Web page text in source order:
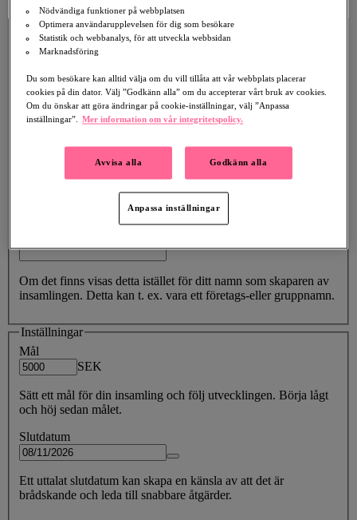
Insamlingsdetaljer
Rubrik
Framhäv din egna personliga berättelse om varför du har startat
en insamling, och försök att besvara följande frågor: Vilket
ändamål samlar du in till och varför är det viktigt för dig? Vad
kommer de insamlade medlen att användas till? Hur kan ditt
Om det finns visas detta istället för ditt namn som skaparen av
insamlingen. Detta kan t. ex. vara ett företags-eller gruppnamn.
Inställningar
Mål
SEK
Sätt ett mål för din insamling och följ utvecklingen. Börja lågt
och höj sedan målet.
Slutdatum
Ett uttalat slutdatum kan skapa en känsla av att det är
brådskande och leda till snabbare åtgärder.
Nödvändiga funktioner på webbplatsen
Optimera användarupplevelsen för dig som besökare
Statistik och webbanalys, för att utveckla webbsidan
Marknadsföring
Du som besökare kan alltid välja om du vill tillåta att vår webbplats placerar
cookies på din dator. Välj ”Godkänn alla” om du accepterar vårt bruk av cookies.
Om du önskar att göra ändringar på cookie-inställningar, välj ”Anpassa
inställningar”. Mer information om vår integritetspolicy.
Avvisa alla Godkänn alla
Anpassa inställningar